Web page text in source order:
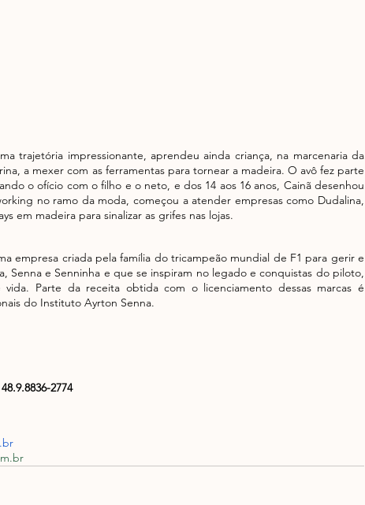
trajetória impressionante, aprendeu ainda criança, na marcenaria da
a mexer com as ferramentas para tornear a madeira. O avô fez parte
o ofício com o filho e o neto, e dos 14 aos 16 anos, Cainã desenhou
no ramo da moda, começou a atender empresas como Dudalina,
em madeira para sinalizar as grifes nas lojas.
empresa criada pela família do tricampeão mundial de F1 para gerir e
Senna e Senninha e que se inspiram no legado e conquistas do piloto,
Parte da receita obtida com o licenciamento dessas marcas é
do Instituto Ayrton Senna.
48.9.8836-2774